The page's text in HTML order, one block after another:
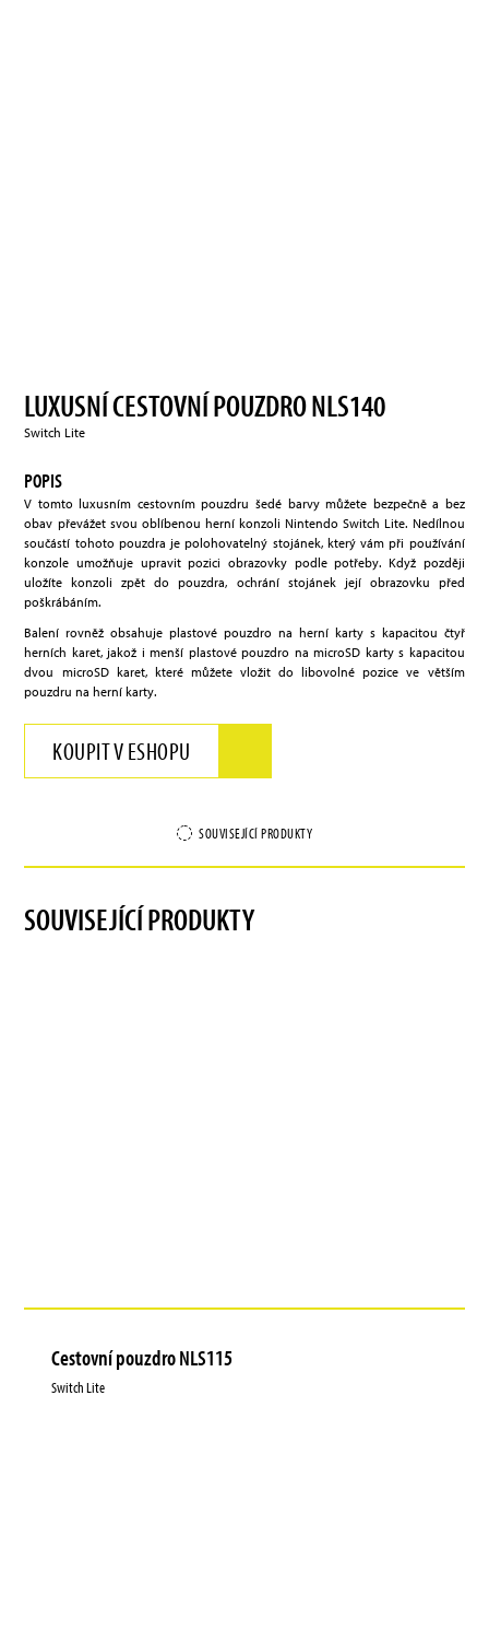
LUXUSNÍ CESTOVNÍ POUZDRO NLS140
Switch Lite
POPIS
V tomto luxusním cestovním pouzdru šedé barvy můžete bezpečně a bez
obav převážet svou oblíbenou herní konzoli Nintendo Switch Lite. Nedílnou
součástí tohoto pouzdra je polohovatelný stojánek, který vám při používání
konzole umožňuje upravit pozici obrazovky podle potřeby. Když později
uložíte konzoli zpět do pouzdra, ochrání stojánek její obrazovku před
poškrábáním.
Balení rovněž obsahuje plastové pouzdro na herní karty s kapacitou čtyř
herních karet, jakož i menší plastové pouzdro na microSD karty s kapacitou
dvou microSD karet, které můžete vložit do libovolné pozice ve větším
pouzdru na herní karty.
KOUPIT V ESHOPU
SOUVISEJÍCÍ PRODUKTY
SOUVISEJÍCÍ PRODUKTY
Cestovní pouzdro NLS115
Switch Lite